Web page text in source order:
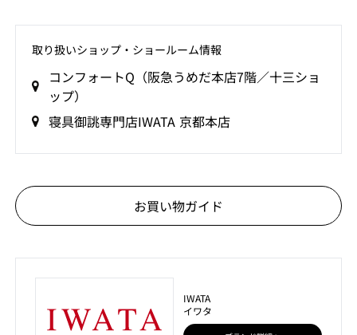
取り扱いショップ‧ショールーム情報
コンフォートQ（阪急うめだ本店7階／十三ショ
ップ）
寝具御誂専門店IWATA 京都本店
お買い物ガイド
IWATA
イワタ